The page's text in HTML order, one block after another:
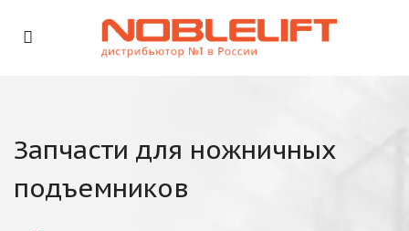
Запчасти для ножничных
подъемников